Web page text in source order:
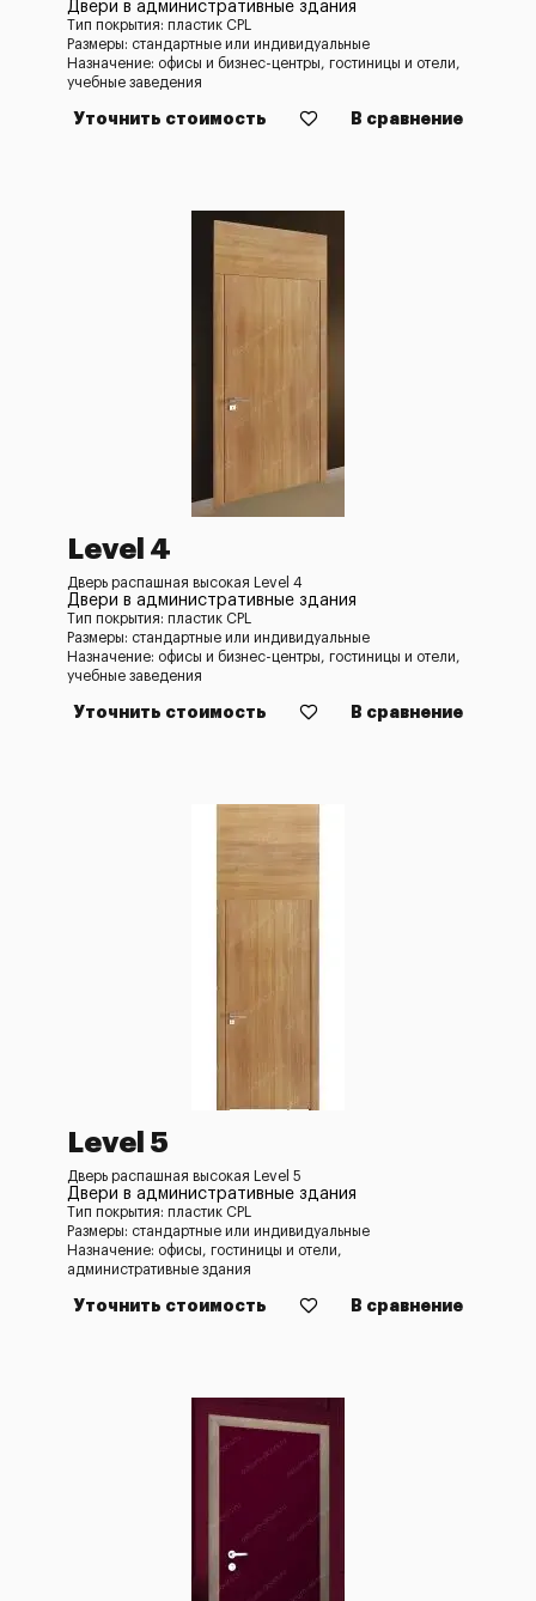
Двери в административные здания
Тип покрытия: пластик CPL
Размеры: стандартные или индивидуальные
Назначение: офисы и бизнес-центры, гостиницы и отели,
учебные заведения
Уточнить стоимость В сравнение
Level 4
Дверь распашная высокая Level 4
Двери в административные здания
Тип покрытия: пластик CPL
Размеры: стандартные или индивидуальные
Назначение: офисы и бизнес-центры, гостиницы и отели,
учебные заведения
Уточнить стоимость В сравнение
Level 5
Дверь распашная высокая Level 5
Двери в административные здания
Тип покрытия: пластик CPL
Размеры: стандартные или индивидуальные
Назначение: офисы, гостиницы и отели,
административные здания
Уточнить стоимость В сравнение